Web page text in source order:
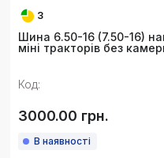
3
Шина 6.50-16 (7.50-16)
міні тракторів без
Код:
3000.00 грн.
В наявності